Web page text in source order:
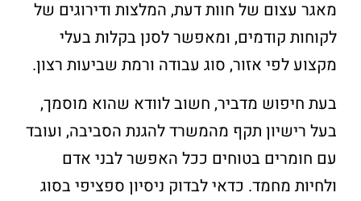
מאגר עצום של חוות דעת, המלצות ודירוגים של
לקוחות קודמים, ומאפשר לסנן בקלות בעלי
מקצוע לפי אזור, סוג עבודה ורמת שביעות רצון.
בעת חיפוש מדביר, חשוב לוודא שהוא מוסמך,
בעל רישיון תקף מהמשרד להגנת הסביבה, ועובד
עם חומרים בטוחים ככל האפשר לבני אדם
ולחיות מחמד. כדאי לבדוק ניסיון ספציפי בסוג